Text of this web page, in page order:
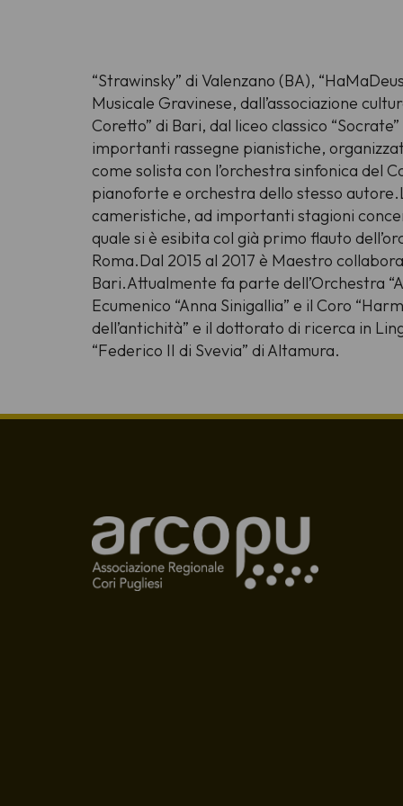
“Strawinsky” di Valenzano (BA),
Musicale Gravinese, dall’associazione
Coretto” di Bari, dal liceo classico
importanti rassegne pianistiche,
come solista con l’orchestra sinfonica del
pianoforte e orchestra dello stesso
cameristiche, ad importanti stagioni
quale si è esibita col già primo flauto
Roma.Dal 2015 al 2017 è Maestro
Bari.Attualmente fa parte dell’Orchestra
Ecumenico “Anna Sinigallia” e il Coro
dell’antichità” e il dottorato di ricerca in
“Federico II di Svevia” di Altamura.